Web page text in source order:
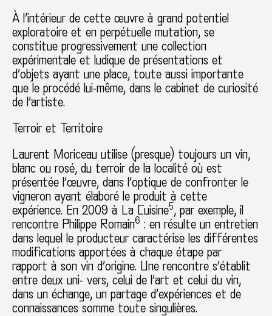
À l’intérieur de cette œuvre à grand potentiel
exploratoire et en perpétuelle mutation, se
constitue progressivement une collection
expérimentale et ludique de présentations et
d’objets ayant une place, toute aussi importante
que le procédé lui-même, dans le cabinet de curiosité
de l’artiste.
Terroir et Territoire
Laurent Moriceau utilise (presque) toujours un vin,
blanc ou rosé, du terroir de la localité où est
présentée l’œuvre, dans l’optique de confronter le
vigneron ayant élaboré le produit à cette
expérience. En 2009 à La Cuisine5, par exemple, il
rencontre Philippe Romain6 : en résulte un entretien
dans lequel le producteur caractérise les différentes
modifications apportées à chaque étape par
rapport à son vin d’origine. Une rencontre s’établit
entre deux uni- vers, celui de l’art et celui du vin,
dans un échange, un partage d’expériences et de
connaissances somme toute singulières.